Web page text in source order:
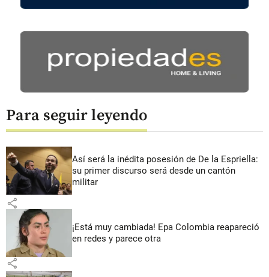
Para seguir leyendo
Así será la inédita posesión de De la Espriella:
su primer discurso será desde un cantón
militar
share
¡Está muy cambiada! Epa Colombia reapareció
en redes y parece otra
share